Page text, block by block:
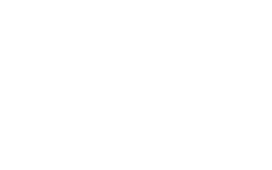
nealkoholických a vybraných alkoholických nápojů
rezervovat 48 hodin předem.